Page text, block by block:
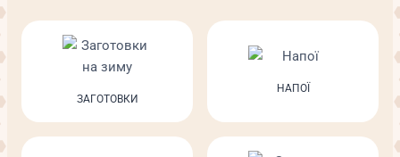
ЗАГОТОВКИ
НАПОЇ